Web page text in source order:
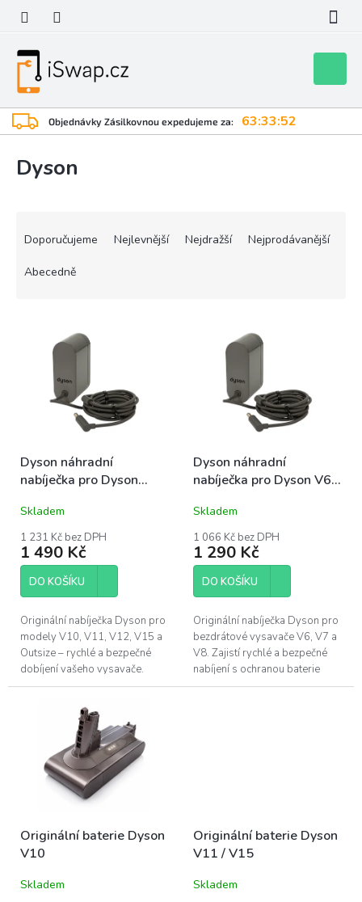
obsah
Objednávky Zásilkovnou expedujeme za: 63:33:52
košík
Dyson
Doporučujeme Nejlevnější Nejdražší Nejprodávanější
Abecedně
d
u
t
ů
Dyson náhradní
nabíječka pro Dyson
Outsize
Skladem
1 231 Kč bez DPH
1 490 Kč
DO KOŠÍKU
Originální nabíječka Dyson pro
modely V10, V11, V12, V15 a
Outsize – rychlé a bezpečné
dobíjení vašeho vysavače.
Dyson náhradní
nabíječka pro Dyson V6,
Skladem
1 066 Kč bez DPH
1 290 Kč
DO KOŠÍKU
Originální nabíječka Dyson pro
bezdrátové vysavače V6, V7 a
V8. Zajistí rychlé a bezpečné
nabíjení s ochranou baterie
před přehřátím a přepětím.
Originální baterie Dyson
V10
Skladem
Originální baterie Dyson
V11 / V15
Skladem